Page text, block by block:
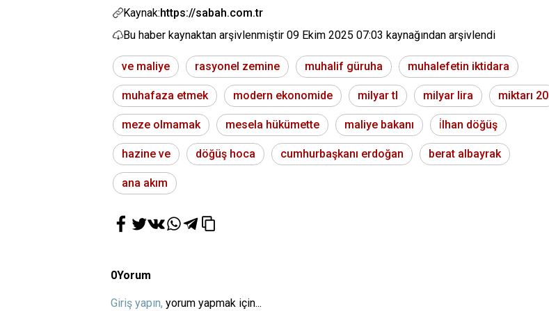
Kaynak:https://sabah.com.tr
Bu haber kaynaktan arşivlenmiştir 09 Ekim 2025 07:03 kaynağından arşivlendi
ve maliye rasyonel zemine muhalif güruha muhalefetin iktidara
muhafaza etmek modern ekonomide milyar tl milyar lira miktarı 20
meze olmamak mesela hükümette maliye bakanı i̇lhan döğüş
hazine ve döğüş hoca cumhurbaşkanı erdoğan berat albayrak
ana akım
0Yorum
Giriş yapın, yorum yapmak için...